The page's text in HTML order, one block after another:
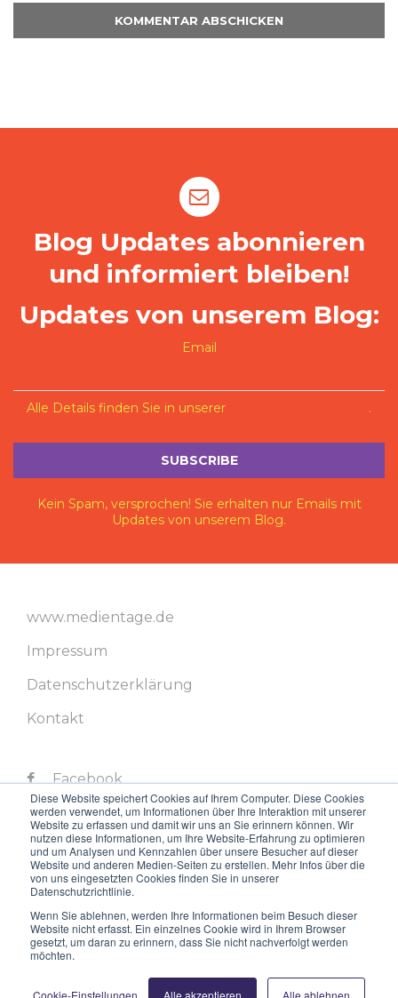
Diese Website speichert Cookies auf Ihrem Computer. Diese Cookies
werden verwendet, um Informationen über Ihre Interaktion mit unserer
Website zu erfassen und damit wir uns an Sie erinnern können. Wir
nutzen diese Informationen, um Ihre Website-Erfahrung zu optimieren
und um Analysen und Kennzahlen über unsere Besucher auf dieser
Website und anderen Medien-Seiten zu erstellen. Mehr Infos über die
von uns eingesetzten Cookies finden Sie in unserer
Datenschutzrichtlinie.
Wenn Sie ablehnen, werden Ihre Informationen beim Besuch dieser
Website nicht erfasst. Ein einzelnes Cookie wird in Ihrem Browser
gesetzt, um daran zu erinnern, dass Sie nicht nachverfolgt werden
möchten.
Cookie-Einstellungen Alle akzeptieren Alle ablehnen
Blog Updates abonnieren
und informiert bleiben!
Updates von unserem Blog:
Email
Alle Details finden Sie in unserer .
Kein Spam, versprochen! Sie erhalten nur Emails mit
Updates von unserem Blog.
www.medientage.de
Impressum
Datenschutzerklärung
Kontakt
Facebook
Twitter
LinkedIn
Instagram
Youtube